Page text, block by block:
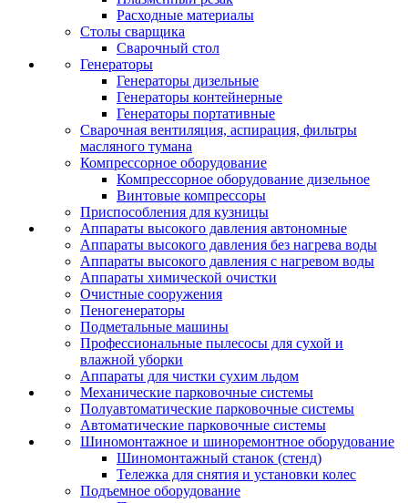
Расходные материалы
Столы сварщика
Сварочный стол
Генераторы
Генераторы дизельные
Генераторы контейнерные
Генераторы портативные
Сварочная вентиляция, аспирация, фильтры
масляного тумана
Компрессорное оборудование
Компрессорное оборудование дизельное
Винтовые компрессоры
Приспособления для кузницы
Аппараты высокого давления автономные
Аппараты высокого давления без нагрева воды
Аппараты высокого давления с нагревом воды
Аппараты химической очистки
Очистные сооружения
Пеногенераторы
Подметальные машины
Профессиональные пылесосы для сухой и
влажной уборки
Аппараты для чистки сухим льдом
Механические парковочные системы
Полуавтоматические парковочные системы
Автоматические парковочные системы
Шиномонтажное и шиноремонтное оборудование
Шиномонтажный станок (стенд)
Тележка для снятия и установки колес
Подъемное оборудование